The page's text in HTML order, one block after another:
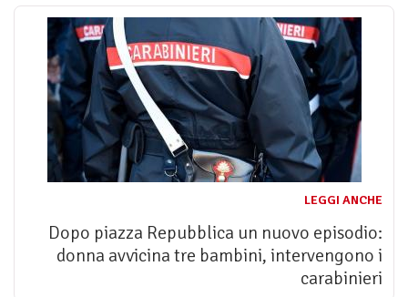
LEGGI ANCHE
Dopo piazza Repubblica un nuovo episodio:
donna avvicina tre bambini, intervengono i
carabinieri